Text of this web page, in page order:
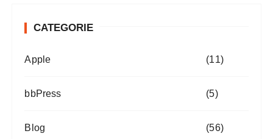
CATEGORIE
Apple (11)
bbPress (5)
Blog (56)